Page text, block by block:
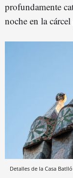
profundamente
noche en la
Detalles de la Casa